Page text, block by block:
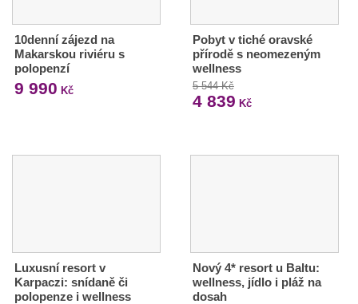
10denní zájezd na
Makarskou riviéru s
polopenzí
9 990 Kč
Pobyt v tiché oravské
přírodě s neomezeným
wellness
5 544 Kč
4 839 Kč
Luxusní resort v
Karpaczi: snídaně či
polopenze i wellness
Nový 4* resort u Baltu:
wellness, jídlo i pláž na
dosah